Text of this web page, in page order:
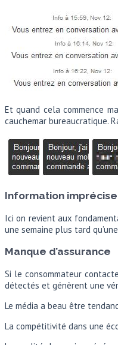
Et quand cela commence
cauchemar bureaucratique.
Information imprécise
Ici on revient aux
une semaine plus tard
Manque d’assurance
Si le consommateur
détectés et génèrent une
Le média a beau être
La compétitivité dans une